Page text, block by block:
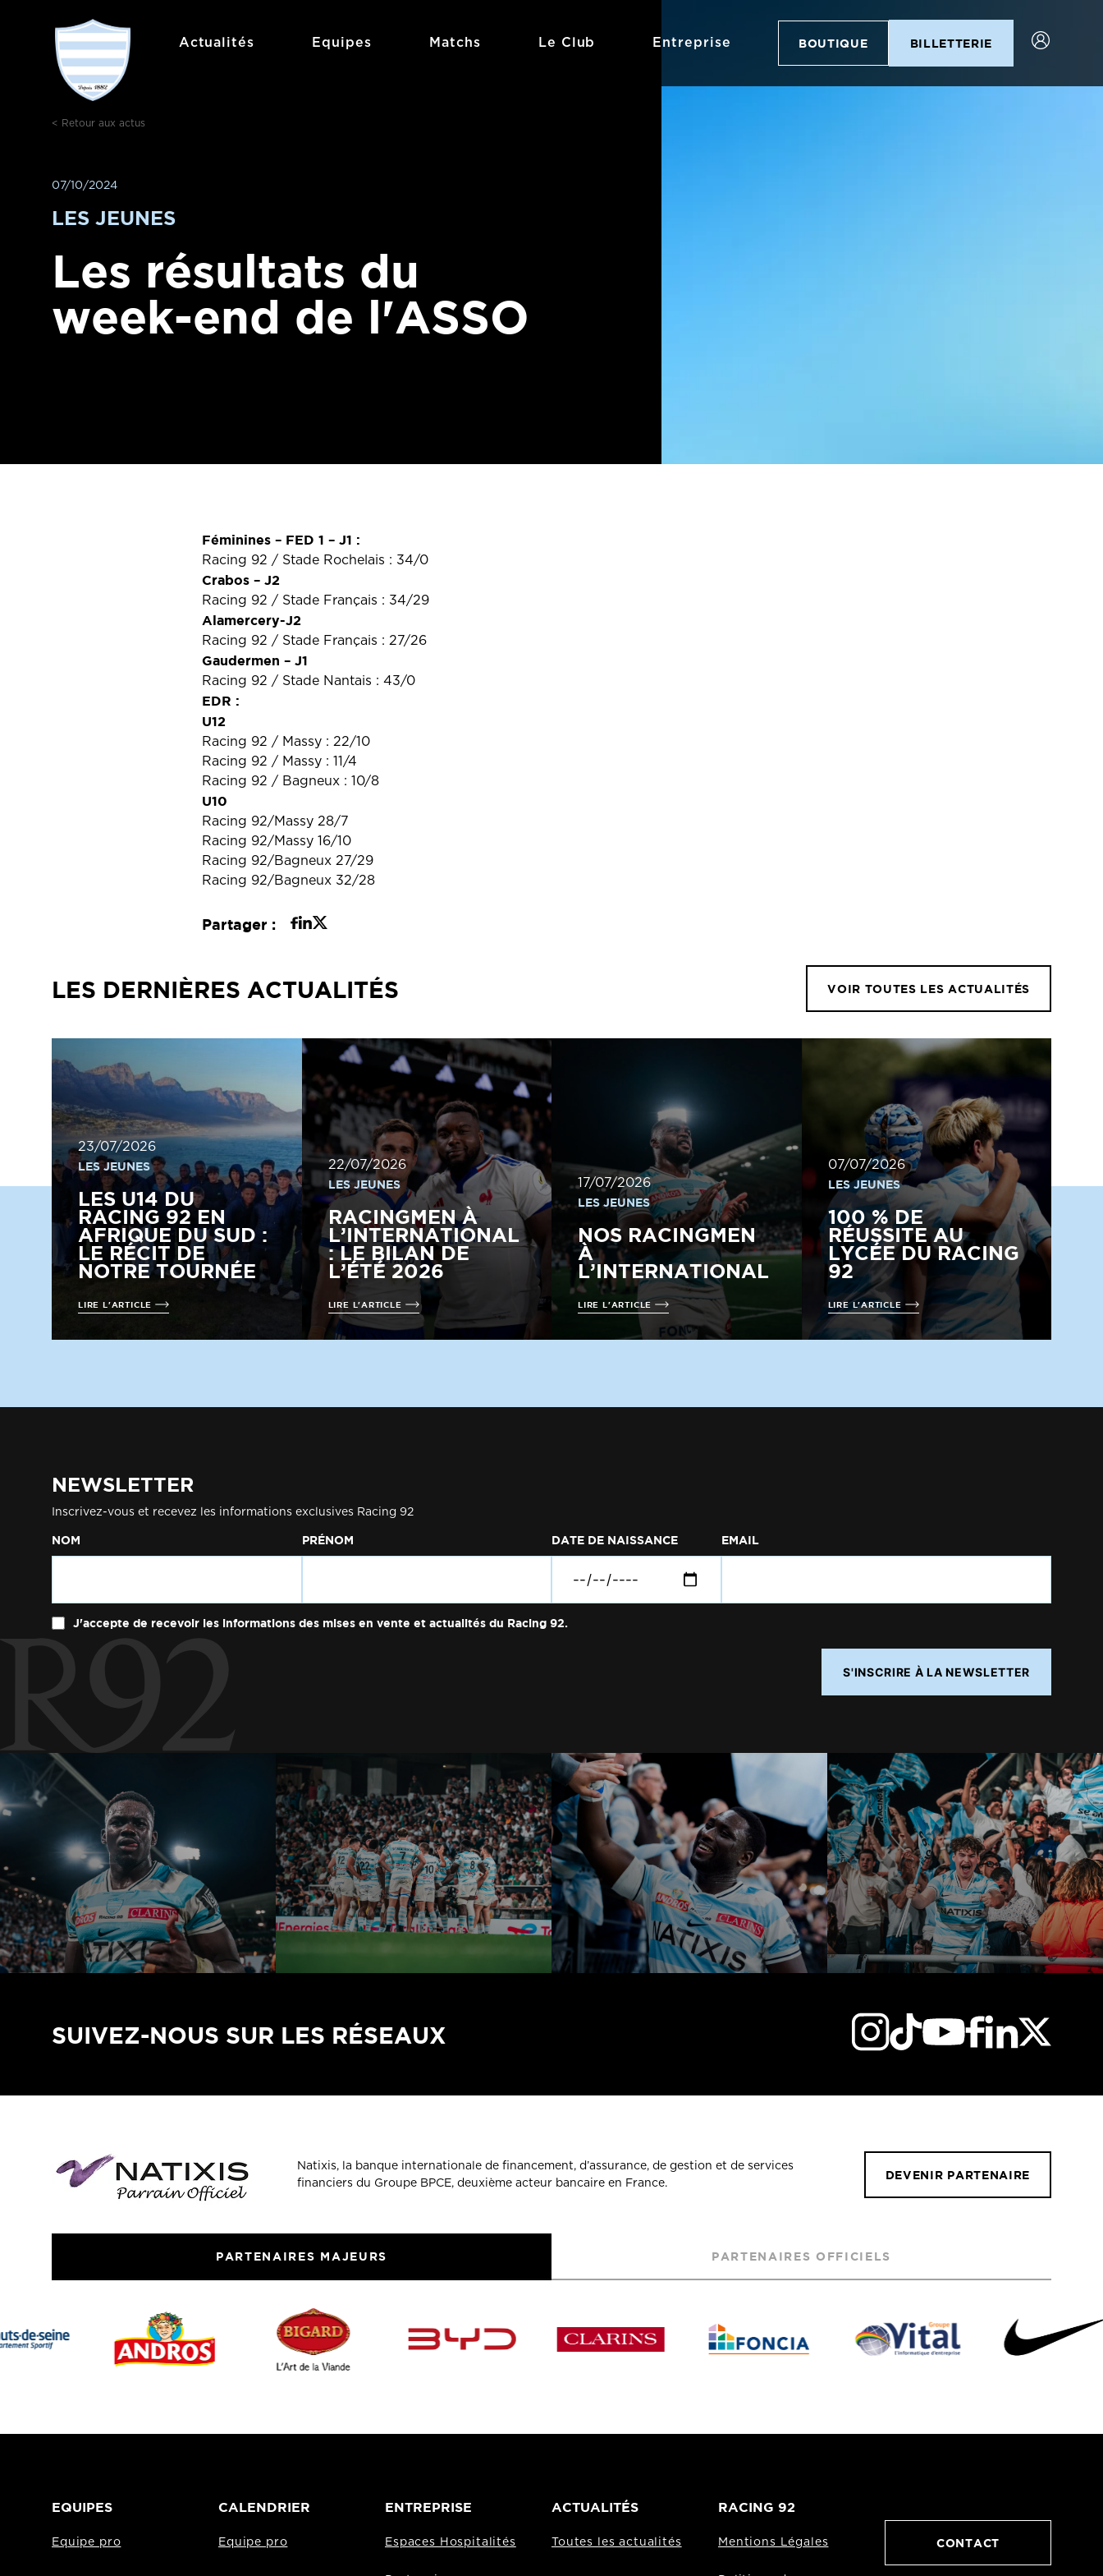
Actualités Equipes Matchs Le Club Entreprise BOUTIQUE BILLETTERIE
< Retour aux actus
07/10/2024
LES JEUNES
Les résultats du
week-end de l'ASSO
Féminines – FED 1 – J1 :
Racing 92 / Stade Rochelais : 34/0
Crabos – J2
Racing 92 / Stade Français : 34/29
Alamercery-J2
Racing 92 / Stade Français : 27/26
Gaudermen – J1
Racing 92 / Stade Nantais : 43/0
EDR :
U12
Racing 92 / Massy : 22/10
Racing 92 / Massy : 11/4
Racing 92 / Bagneux : 10/8
U10
Racing 92/Massy 28/7
Racing 92/Massy 16/10
Racing 92/Bagneux 27/29
Racing 92/Bagneux 32/28
Partager :
LES DERNIÈRES ACTUALITÉS VOIR TOUTES LES ACTUALITÉS
23/07/2026
LES JEUNES
LES U14 DU
RACING 92 EN
AFRIQUE DU SUD :
LE RÉCIT DE
NOTRE TOURNÉE
LIRE L'ARTICLE
22/07/2026
LES JEUNES
RACINGMEN À
L’INTERNATIONAL
: LE BILAN DE
L’ÉTÉ 2026
LIRE L'ARTICLE
17/07/2026
LES JEUNES
NOS RACINGMEN
À
L’INTERNATIONAL
LIRE L'ARTICLE
07/07/2026
LES JEUNES
100 % DE
RÉUSSITE AU
LYCÉE DU RACING
92
LIRE L'ARTICLE
NEWSLETTER
Inscrivez-vous et recevez les informations exclusives Racing 92
NOM PRÉNOM DATE DE NAISSANCE EMAIL
J'accepte de recevoir les informations des mises en vente et actualités du Racing 92.
S'INSCRIRE À LA NEWSLETTER
SUIVEZ-NOUS SUR LES RÉSEAUX
Natixis, la banque internationale de financement, d’assurance, de gestion et de services
financiers du Groupe BPCE, deuxième acteur bancaire en France.
DEVENIR PARTENAIRE
PARTENAIRES MAJEURS PARTENAIRES OFFICIELS
EQUIPES
Equipe pro
CALENDRIER
Equipe pro
ENTREPRISE
Espaces Hospitalités
ACTUALITÉS
Toutes les actualités
RACING 92
Mentions Légales CONTACT